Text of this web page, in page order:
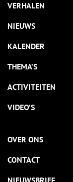
VERHALEN
NIEUWS
KALENDER
THEMA’S
ACTIVITEITEN
VIDEO’S
OVER ONS
CONTACT